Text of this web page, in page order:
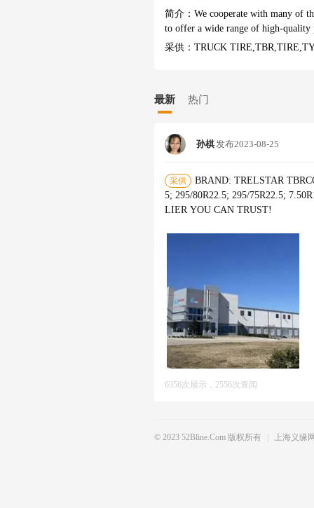
简介： We cooperate with many of
to offer a wide range of high-quality
采供： TRUCK
最新 热门
孙棋发布2023-08-25
采供
BRAND: TRELSTAR
5; 295/80R22.5; 295/75R22.5;
LIER YOU CAN TRUST!
6356次展示，2556次查阅
© 2023 52Bline.com 版权所有 上海义缘